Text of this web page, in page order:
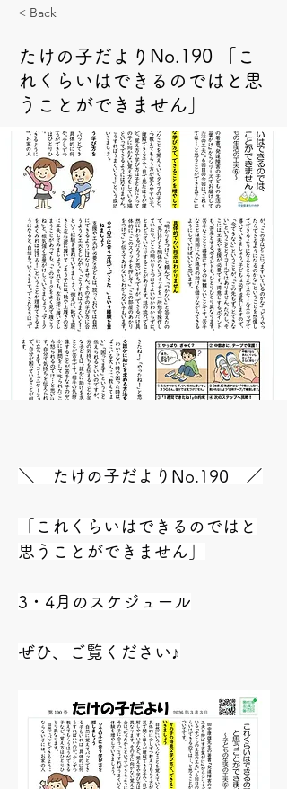
< Back
たけの子だよりNo.190 「こ
れくらいはできるのではと思
うことができません」
＼　たけの子だよりNo.190　／
「これくらいはできるのではと
思うことができません」
3・4月のスケジュール
ぜひ、ご覧ください♪